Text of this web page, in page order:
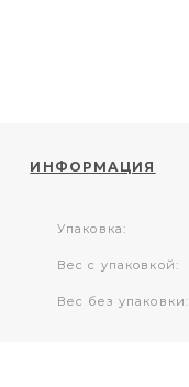
ИНФОРМАЦИЯ
Упаковка:
Вес с упаковкой:
Вес без упаковки: